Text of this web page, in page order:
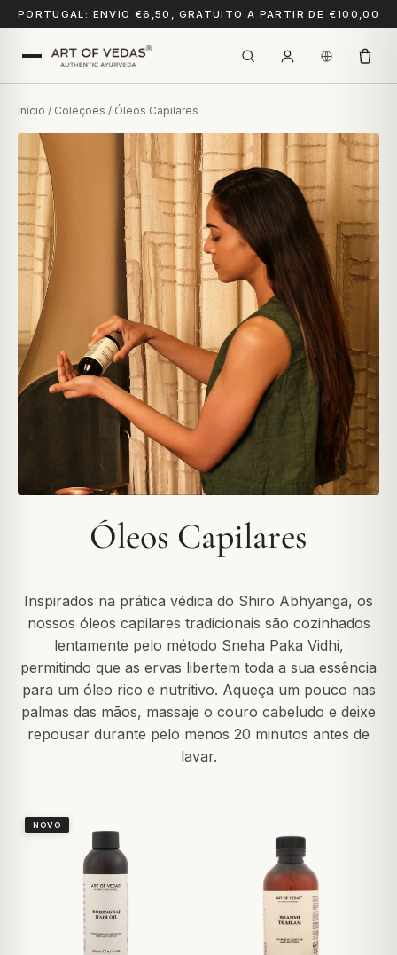
PORTUGAL: ENVIO €6,50, GRATUITO A PARTIR DE €100,00
Início / Coleções / Óleos Capilares
Óleos Capilares
Inspirados na prática védica do Shiro Abhyanga, os
nossos óleos capilares tradicionais são cozinhados
lentamente pelo método Sneha Paka Vidhi,
permitindo que as ervas libertem toda a sua essência
para um óleo rico e nutritivo. Aqueça um pouco nas
palmas das mãos, massaje o couro cabeludo e deixe
repousar durante pelo menos 20 minutos antes de
lavar.
NOVO